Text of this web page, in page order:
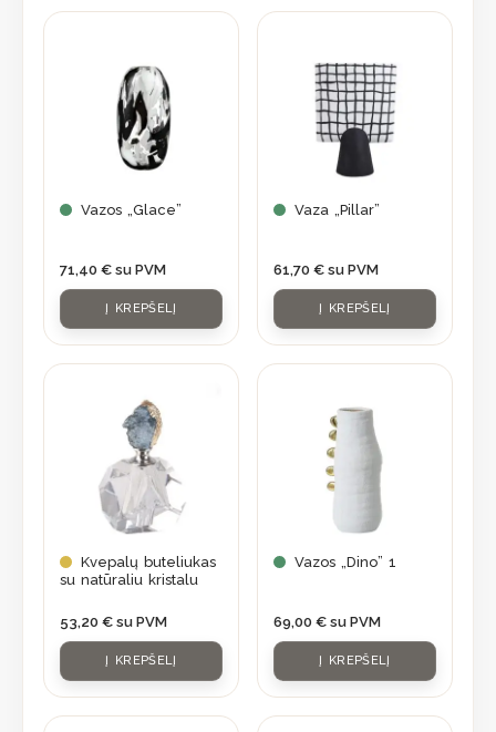
Vazos „Glace”
71,40 € su PVM
Į KREPŠELĮ
Vaza „Pillar”
61,70 € su PVM
Į KREPŠELĮ
Kvepalų buteliukas
su natūraliu kristalu
53,20 € su PVM
Į KREPŠELĮ
Vazos „Dino” 1
69,00 € su PVM
Į KREPŠELĮ